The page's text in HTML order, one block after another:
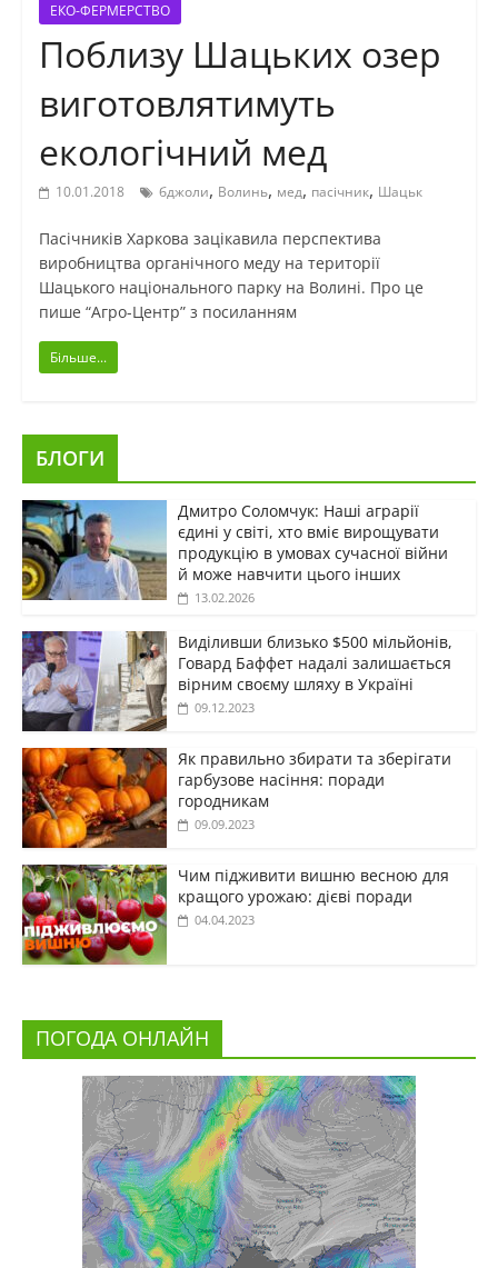
ЕКО-ФЕРМЕРСТВО
Поблизу Шацьких озер
виготовлятимуть
екологічний мед
10.01.2018 бджоли, Волинь, мед, пасічник, Шацьк
Пасічників Харкова зацікавила перспектива
виробництва органічного меду на території
Шацького національного парку на Волині. Про це
пише “Агро-Центр” з посиланням
Більше...
БЛОГИ
Дмитро Соломчук: Наші аграрії
єдині у світі, хто вміє вирощувати
продукцію в умовах сучасної війни
й може навчити цього інших
13.02.2026
Виділивши близько $500 мільйонів,
Говард Баффет надалі залишається
вірним своєму шляху в Україні
09.12.2023
Як правильно збирати та зберігати
гарбузове насіння: поради
городникам
09.09.2023
Чим підживити вишню весною для
кращого урожаю: дієві поради
04.04.2023
ПОГОДА ОНЛАЙН